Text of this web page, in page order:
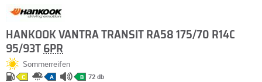
HANKOOK VANTRA TRANSIT RA58 175/70 R14C
95/93T 6PR
Sommerreifen
C A B 72 db